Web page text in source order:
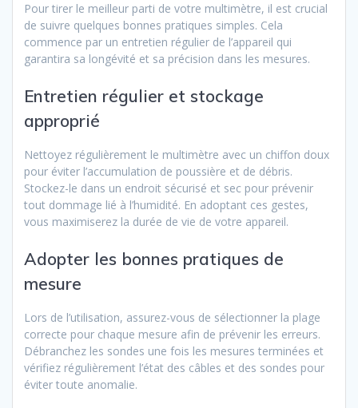
Pour tirer le meilleur parti de votre multimètre, il est crucial
de suivre quelques bonnes pratiques simples. Cela
commence par un entretien régulier de l’appareil qui
garantira sa longévité et sa précision dans les mesures.
Entretien régulier et stockage
approprié
Nettoyez régulièrement le multimètre avec un chiffon doux
pour éviter l’accumulation de poussière et de débris.
Stockez-le dans un endroit sécurisé et sec pour prévenir
tout dommage lié à l’humidité. En adoptant ces gestes,
vous maximiserez la durée de vie de votre appareil.
Adopter les bonnes pratiques de
mesure
Lors de l’utilisation, assurez-vous de sélectionner la plage
correcte pour chaque mesure afin de prévenir les erreurs.
Débranchez les sondes une fois les mesures terminées et
vérifiez régulièrement l’état des câbles et des sondes pour
éviter toute anomalie.